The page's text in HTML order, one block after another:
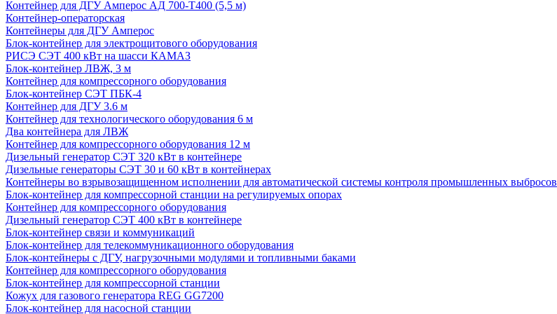
Контейнер для ДГУ Амперос АД 700-Т400 (5,5 м)
Контейнер-операторская
Контейнеры для ДГУ Амперос
Блок-контейнер для электрощитового оборудования
РИСЭ СЭТ 400 кВт на шасси КАМАЗ
Блок-контейнер ЛВЖ, 3 м
Контейнер для компрессорного оборудования
Блок-контейнер СЭТ ПБК-4
Контейнер для ДГУ 3.6 м
Контейнер для технологического оборудования 6 м
Два контейнера для ЛВЖ
Контейнер для компрессорного оборудования 12 м
Дизельный генератор СЭТ 320 кВт в контейнере
Дизельные генераторы СЭТ 30 и 60 кВт в контейнерах
Контейнеры во взрывозащищенном исполнении для автоматической системы контроля промышленных выбросов
Блок-контейнер для компрессорной станции на регулируемых опорах
Контейнер для компрессорного оборудования
Дизельный генератор СЭТ 400 кВт в контейнере
Блок-контейнер связи и коммуникаций
Блок-контейнер для телекоммуникационного оборудования
Блок-контейнеры с ДГУ, нагрузочными модулями и топливными баками
Контейнер для компрессорного оборудования
Блок-контейнер для компрессорной станции
Кожух для газового генератора REG GG7200
Блок-контейнер для насосной станции